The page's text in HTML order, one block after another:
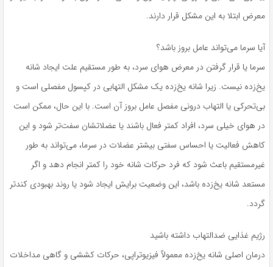
معرض ابتلا به این مشکل قرار دارند.
آیا سرما می‌تواند عامل بروز باشد؟
سرما یا قرار گرفتن در معرض هوای سرد، به طور مستقیم علت ایجاد شانه
یخ‌زده نیست. زیرا شانه یخ‌زده یک مشکل التهابی در کپسول مفصلی است و
بی‌تحرکی یا التهاب درونی مفصل عامل بروز آن است. با این حال، ممکن است
در هوای خیلی سرد، افراد کمتر فعال باشند یا عضلاتشان سفت‌تر شود و این
کاهش فعالیت یا احساس سفتی بیشتر عضلات در سرما، می‌تواند به طور
غیرمستقیم باعث شود که فرد حرکات شانه خود را کمتر انجام دهد و اگر
مستعد شانه یخ‌زده باشد، این وضعیت برایش ایجاد شود یا روند بهبودی کندتر
گردد.
رژیم غذایی ضدالتهاب داشته باشید
درمان اصلی شانه یخ‌زده معمولاً فیزیوتراپی، حرکات کششی و گاهی مداخلات